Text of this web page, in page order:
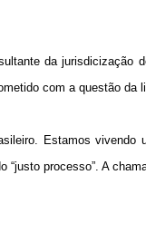
da jurisdicização
com a questão da
Estamos vivendo
processo”. A